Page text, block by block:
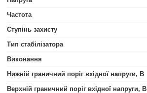
Частота
Ступінь захисту
Тип стабілізатора
Виконання
Нижній граничний поріг вхідної напруги, В
Верхній граничний поріг вхідної напруги, В